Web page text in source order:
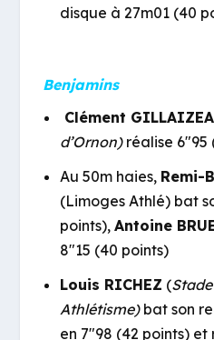
disque à 27m01 (40
Benjamins
Clément
d’Ornon)réalise 6″95
Au 50m haies, Remi-
(Limoges Athlé)bat
points), Antoine
8″15 (40 points)
Louis RICHEZ (
Athlétisme)bat son
en 7″98 (42 points) et